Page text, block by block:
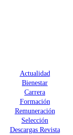
Actualidad
Bienestar
Carrera
Formación
Remuneración
Selección
Descargas Revista